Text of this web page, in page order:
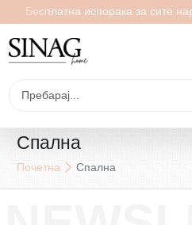
Бесплатна испорака за сите
Спална
Почетна Спална